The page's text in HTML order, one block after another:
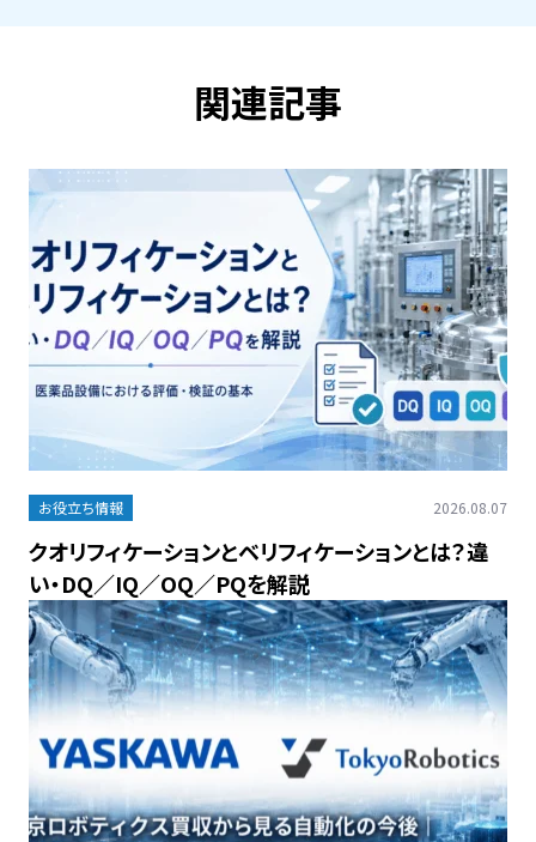
関連記事
お役立ち情報 2026.08.07
クオリフィケーションとベリフィケーションとは？違
い・DQ／IQ／OQ／PQを解説